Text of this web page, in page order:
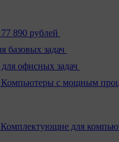
890 рублей
базовых задач
офисных задач
Компьютеры с мощным
Комплектующие для